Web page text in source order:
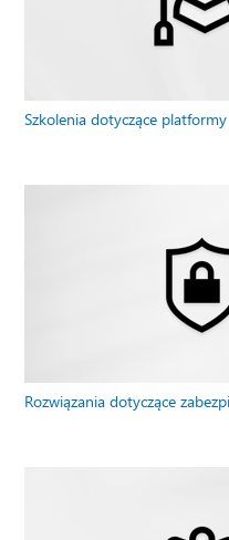
Szkolenia dotyczące
Rozwiązania dotyczące